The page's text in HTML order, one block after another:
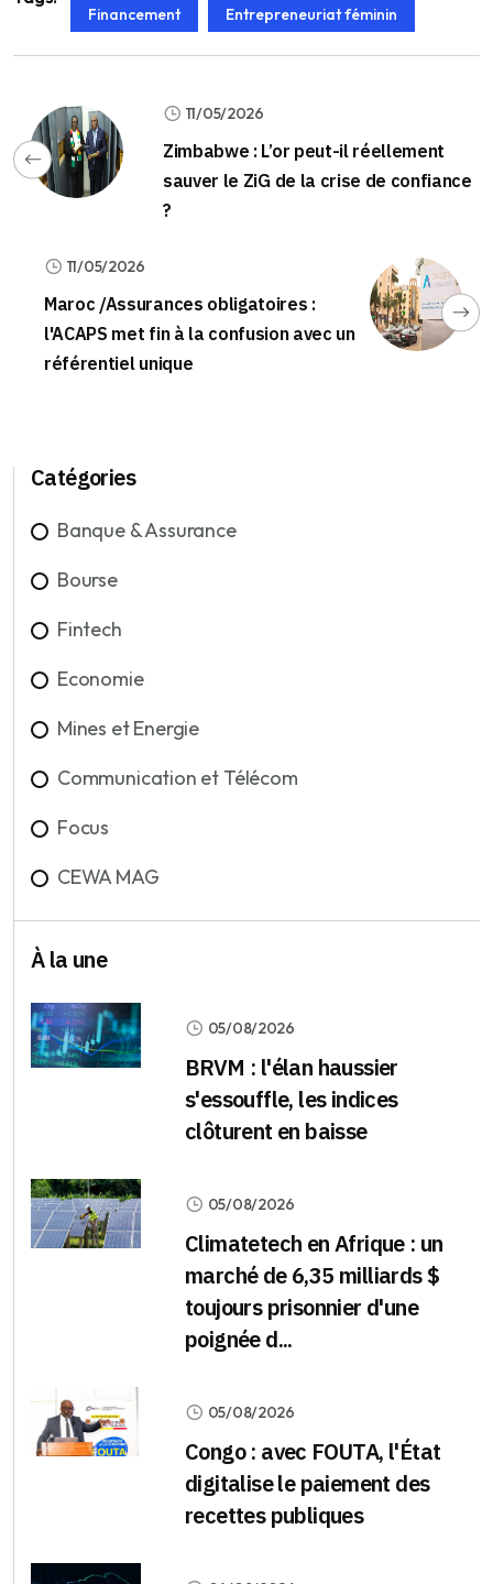
Financement
Entrepreneuriat féminin
11/05/2026
Zimbabwe : L’or peut-il réellement
sauver le ZiG de la crise de confiance
?
11/05/2026
Maroc /Assurances obligatoires :
l'ACAPS met fin à la confusion avec un
référentiel unique
Catégories
Banque & Assurance
Bourse
Fintech
Economie
Mines et Energie
Communication et Télécom
Focus
CEWA MAG
À la une
05/08/2026
BRVM : l'élan haussier
s'essouffle, les indices
clôturent en baisse
05/08/2026
Climatetech en Afrique : un
marché de 6,35 milliards $
toujours prisonnier d'une
poignée d...
05/08/2026
Congo : avec FOUTA, l'État
digitalise le paiement des
recettes publiques